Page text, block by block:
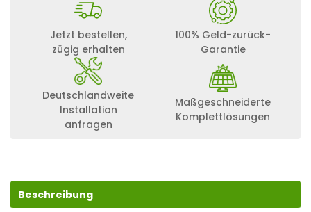
Jetzt bestellen,
zügig erhalten
100% Geld-zurück-
Garantie
Deutschlandweite
Installation
anfragen
Maßgeschneiderte
Komplettlösungen
Beschreibung